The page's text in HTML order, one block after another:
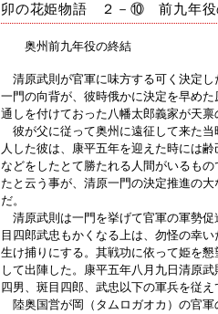
卯の花姫物語 ２－⑩ 前九年役
奥州前九年役の終結
清原武則が官軍に味方する可く決定
一門の向背が、彼時俄かに決定を早め
通しを付けておった八幡太郎義家が天
彼が父に従って奥州に遠征して来た
人した彼は、康平五年を迎えた時には
などをしたとて勝たれる人間がいるも
たと云う事が、清原一門の決定推進の
だ。
清原武則は一門を挙げて官軍の軍勢
目四郎武忠もかくなる上は、勿怪の幸
生け捕りにする。其戦功に依って姫を
して出陣した。康平五年八月九日清原
四男、斑目四郎、武忠以下の軍兵を従え
陸奥国営が岡（タムロガオカ）の官